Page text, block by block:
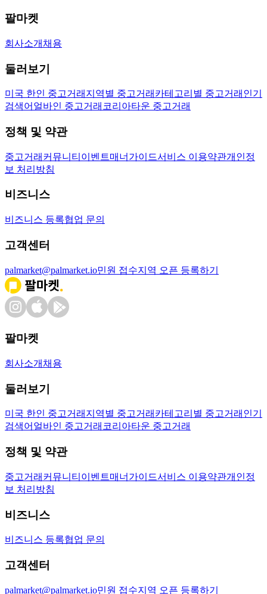
팔마켓
회사소개 채용
둘러보기
미국 한인 중고거래 지역별 중고거래 카테고리별 중고거래 인기
검색어 얼바인 중고거래 코리아타운 중고거래
정책 및 약관
중고거래 커뮤니티 이벤트매너가이드서비스 이용약관개인정
보 처리방침
비즈니스
비즈니스 등록협업 문의
고객센터
palmarket@palmarket.io민원 접수지역 오픈 등록하기
팔마켓
회사소개 채용
둘러보기
미국 한인 중고거래 지역별 중고거래 카테고리별 중고거래 인기
검색어 얼바인 중고거래 코리아타운 중고거래
정책 및 약관
중고거래 커뮤니티 이벤트매너가이드서비스 이용약관개인정
보 처리방침
비즈니스
비즈니스 등록협업 문의
고객센터
palmarket@palmarket.io민원 접수지역 오픈 등록하기